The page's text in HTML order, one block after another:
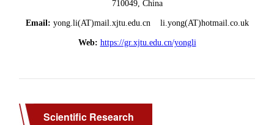
Scientific Research